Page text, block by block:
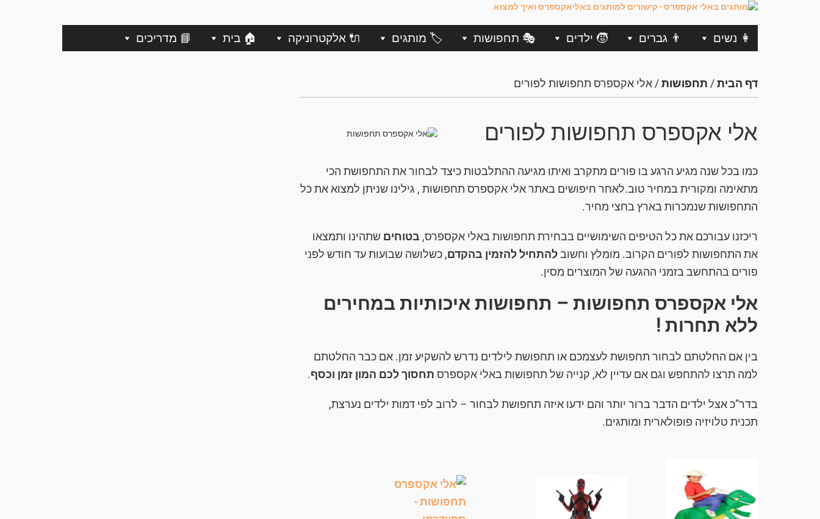
👩 נשים 👨 גברים 🧒 ילדים 🎭 תחפושות 🏷️ מותגים 🔌 אלקטרוניקה 🏠 בית 📘 מדריכים
דף הבית/ תחפושות/אלי אקספרס תחפושות לפורים
אלי אקספרס תחפושות לפורים
כמו בכל שנה מגיע הרגע בו פורים מתקרב ואיתו מגיעה ההתלבטות כיצד לבחור את התחפושת הכי
מתאימה ומקורית במחיר טוב.לאחר חיפושים באתר אלי אקספרס תחפושות , גילינו שניתן למצוא את כל
התחפושות שנמכרות בארץ בחצי מחיר.
ריכזנו עבורכם את כל הטיפים השימושיים בבחירת תחפושות באלי אקספרס, בטוחים שתהינו ותמצאו
את התחפושות לפורים הקרוב. מומלץ וחשובלהתחיללהזמין בהקדם, כשלושה שבועות עד חודש לפני
פורים בהתחשב בזמני ההגעה של המוצרים מסין.
אלי אקספרס תחפושות – תחפושות איכותיות במחירים
ללא תחרות !
בין אם החלטתם לבחור תחפושת לעצמכם או תחפושת לילדים נדרש להשקיע זמן. אם כבר החלטתם
למה תרצו להתחפש וגם אם עדיין לא, קנייה של תחפושות באלי אקספרס תחסוךלכם המון זמן וכסף.
בדר”כ אצל ילדים הדבר ברור יותר והם ידעו איזה תחפושת לבחור – לרוב לפי דמות ילדים נערצת,
תכנית טלויזיה פופולארית ומותגים.